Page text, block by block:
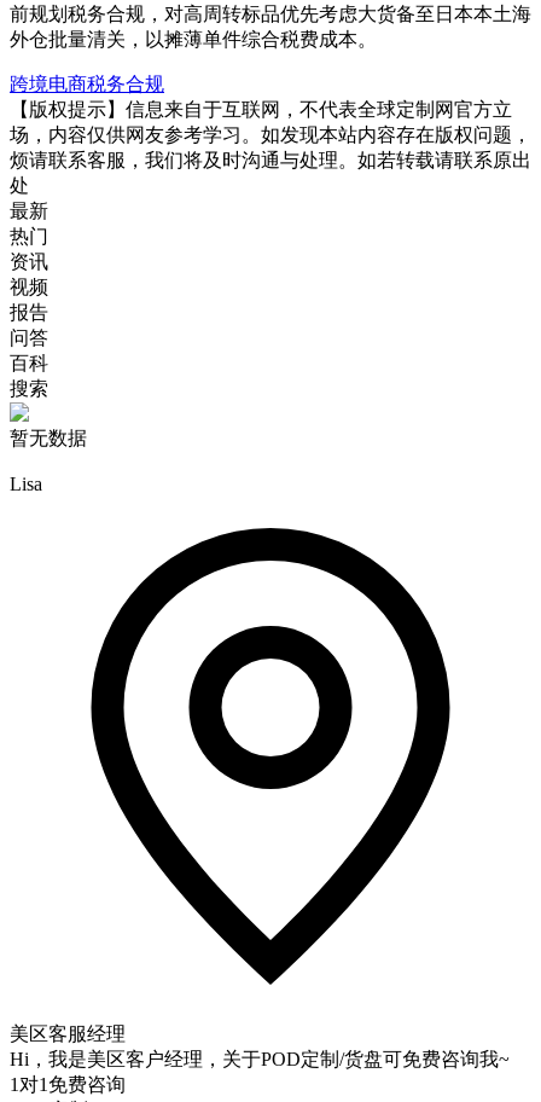
前规划税务合规，对高周转标品优先考虑大货备至日本本土海
外仓批量清关，以摊薄单件综合税费成本。
跨境电商税务合规
【版权提示】信息来自于互联网，不代表全球定制网官方立
场，内容仅供网友参考学习。如发现本站内容存在版权问题，
烦请联系客服，我们将及时沟通与处理。如若转载请联系原出
处
最新
热门
资讯
视频
报告
问答
百科
搜索
暂无数据
Lisa
美区客服经理
Hi，我是美区客户经理，关于POD定制/货盘可免费咨询我~
1对1免费咨询